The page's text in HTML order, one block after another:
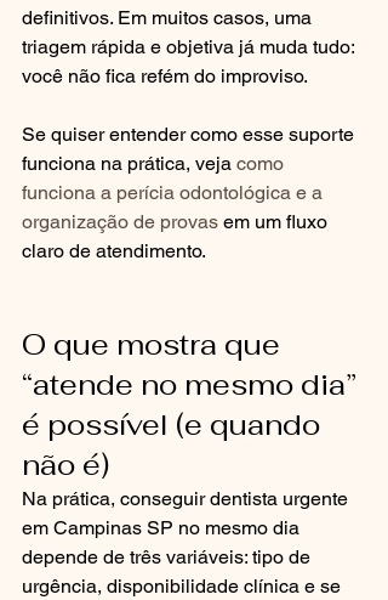
definitivos. Em muitos casos, uma
triagem rápida e objetiva já muda tudo:
você não fica refém do improviso.
Se quiser entender como esse suporte
funciona na prática, veja como
funciona a perícia odontológica e a
organização de provas em um fluxo
claro de atendimento.
O que mostra que
“atende no mesmo dia”
é possível (e quando
não é)
Na prática, conseguir dentista urgente
em Campinas SP no mesmo dia
depende de três variáveis: tipo de
urgência, disponibilidade clínica e se